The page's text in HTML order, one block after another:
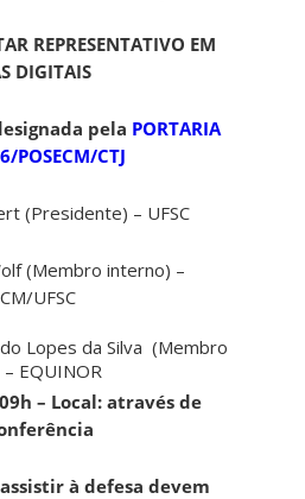
REPRESENTATIVO EM
DIGITAIS
pela PORTARIA
POSECM/CTJ
(Presidente) – UFSC
(Membro interno) –
UFSC
Lopes da Silva (Membro
EQUINOR
– Local: através de
à defesa devem